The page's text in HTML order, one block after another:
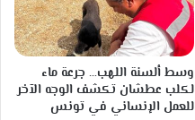
وسط ألسنة اللهب… جرعة ماء
لكلب عطشان تكشف الوجه الآخر
للعمل الإنساني في تونس